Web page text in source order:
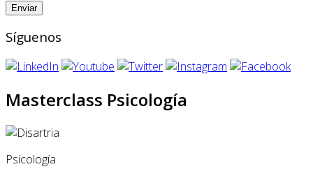
Síguenos
Masterclass Psicología
Psicología